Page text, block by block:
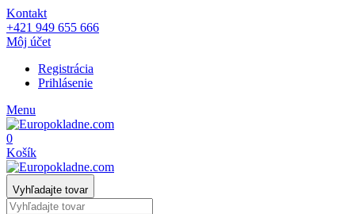
Kontakt
+421 949 655 666
Môj účet
Registrácia
Prihlásenie
Menu
0
Košík
Vyhľadajte tovar